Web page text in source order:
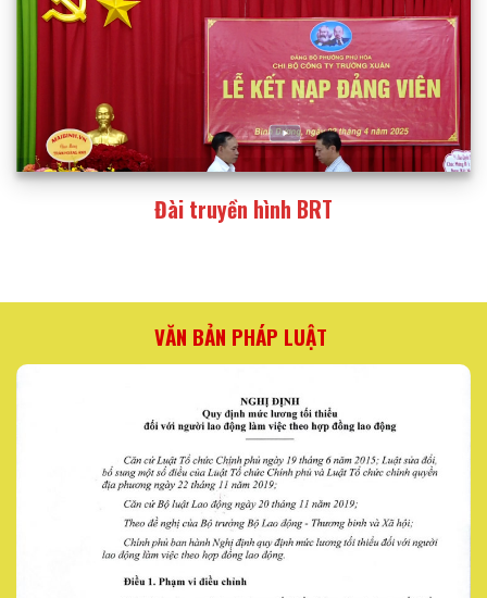
Đài truyền hình BRT
VĂN BẢN PHÁP LUẬT